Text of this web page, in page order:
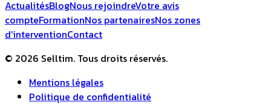
ActualitésBlogNous rejoindreVotre avis
compteFormationNos partenairesNos zones
d'interventionContact
© 2026 Selltim. Tous droits réservés.
Mentions légales
Politique de confidentialité